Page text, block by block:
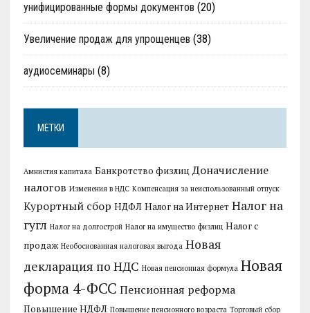
унифицированные формы документов (20)
Увеличение продаж для упрощенцев (38)
аудиосеминары (8)
МЕТКИ
Амнистия капитала Банкротство физлиц Доначисление
налогов Изменения в НДС Компенсация за неиспользованный отпуск
Курортный сбор НДФЛ Налог на Интернет Налог на
гугл Налог на долгострой Налог на имущество физлиц Налог с
продаж Необоснованная налоговая выгода Новая
декларация по НДС Новая пенсионная формула Новая
форма 4-ФСС Пенсионная реформа
Повышение НДФЛ Повышение пенсионного возраста Торговый сбор